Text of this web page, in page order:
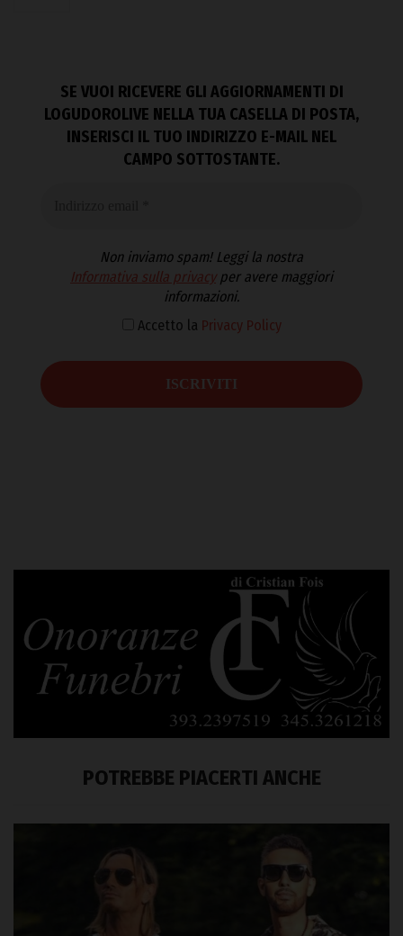
SE VUOI RICEVERE GLI AGGIORNAMENTI DI
LOGUDOROLIVE NELLA TUA CASELLA DI POSTA,
INSERISCI IL TUO INDIRIZZO E-MAIL NEL
CAMPO SOTTOSTANTE.
Non inviamo spam! Leggi la nostra
Informativa sulla privacyper avere maggiori
informazioni.
Accetto la Privacy Policy
POTREBBE PIACERTI ANCHE